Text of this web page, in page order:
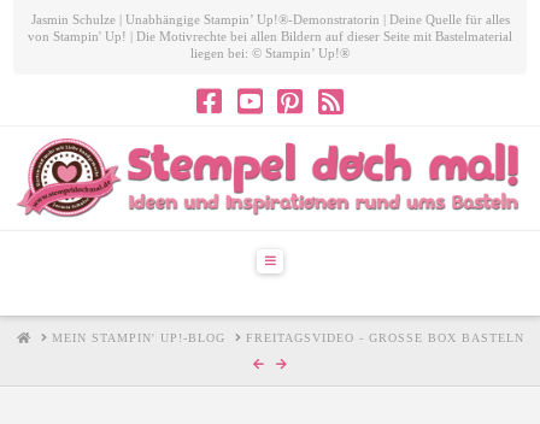
Jasmin Schulze | Unabhängige Stampin’ Up!®-Demonstratorin | Deine Quelle für alles
von Stampin' Up! | Die Motivrechte bei allen Bildern auf dieser Seite mit Bastelmaterial
liegen bei: © Stampin’ Up!®
Navigation
HOMEMEIN STAMPIN' UP!-BLOG FREITAGSVIDEO - GROSSE BOX BASTELN